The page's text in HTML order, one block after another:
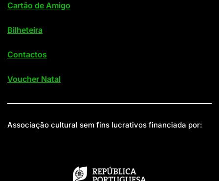
Cartão de Amigo
Bilheteira
Contactos
Voucher Natal
Associação cultural sem fins lucrativos financiada por: